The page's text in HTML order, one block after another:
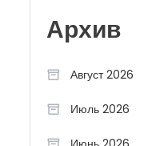
Архив
Август 2026
Июль 2026